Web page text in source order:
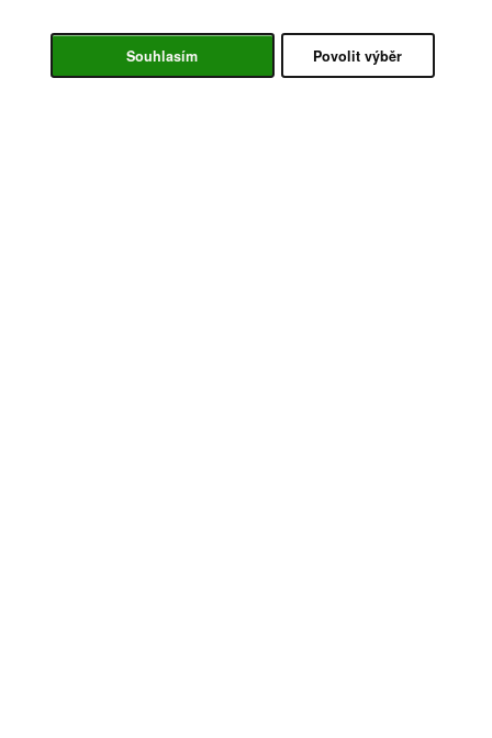
Souhlasím Povolit výběr